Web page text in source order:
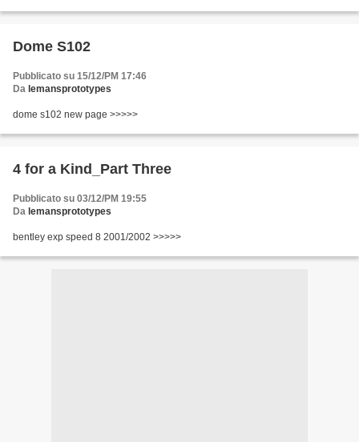
Dome S102
Pubblicato su 15/12/PM 17:46
Da lemansprototypes
dome s102 new page >>>>>
4 for a Kind_Part Three
Pubblicato su 03/12/PM 19:55
Da lemansprototypes
bentley exp speed 8 2001/2002 >>>>>